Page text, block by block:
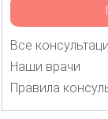
Все
Наши врачи
Правила